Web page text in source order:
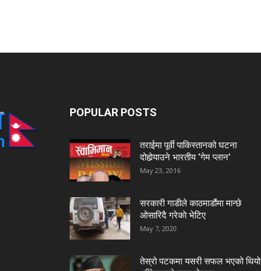
POPULAR POSTS
तराईमा पूर्वी पाकिस्तानको घटना
दोहोर्‍याउने भारतीय ‘गेम प्लान’
May 23, 2016
सरकारी गाडीले काठमाडौंमा मान्छे
ओसारिदै गरेकाे भेटिए
May 7, 2020
तेस्रो पटकमा यसरी सफल भएको थियो